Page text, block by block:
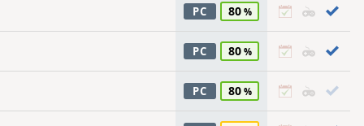
PC 80
PC 80
PC 80